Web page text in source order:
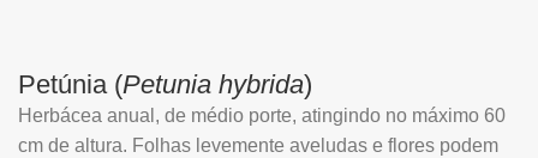
Petúnia (Petunia hybrida)
Herbácea anual, de médio porte, atingindo no máximo 60
cm de altura. Folhas levemente aveludas e flores podem